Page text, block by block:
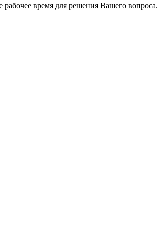
время для решения Вашего вопроса.